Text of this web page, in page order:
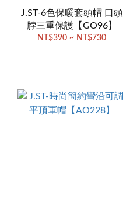
J.ST-6色保暖套頭帽 口頭
脖三重保護【GO96】
NT$390 ~ NT$730